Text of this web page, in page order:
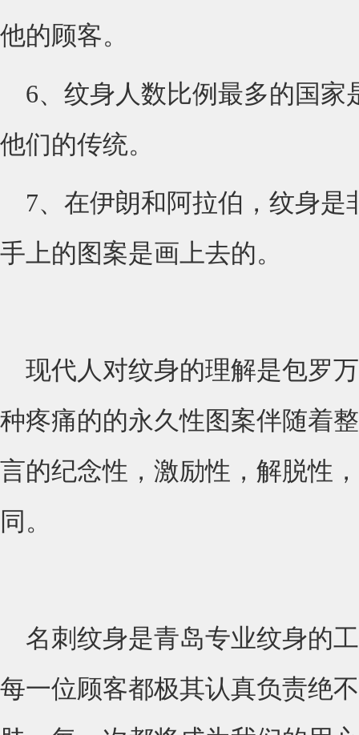
他的顾客。
6、纹身人数比例最多的国
他们的传统。
7、在伊朗和阿拉伯，纹身
手上的图案是画上去的。
现代人对纹身的理解是包罗
种疼痛的的永久性图案伴随着
言的纪念性，激励性，解脱性
同。
名刺纹身是青岛专业纹身的
每一位顾客都极其认真负责绝